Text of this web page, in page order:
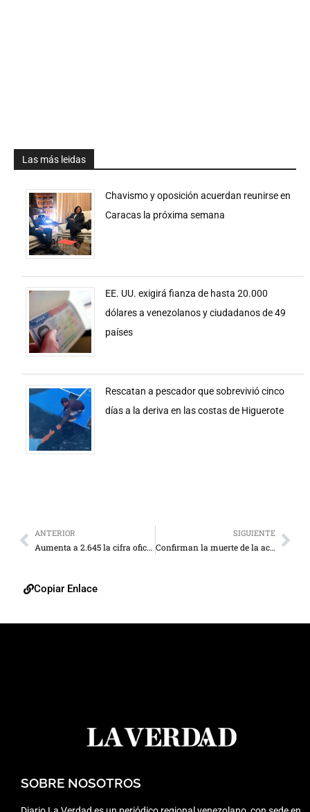
Las más leidas
Chavismo y oposición acuerdan reunirse en
Caracas la próxima semana
EE. UU. exigirá fianza de hasta 20.000
dólares a venezolanos y ciudadanos de 49
países
Rescatan a pescador que sobrevivió cinco
días a la deriva en las costas de Higuerote
ANTERIOR
Aumenta a 2.645 la cifra oficial de fallecidos por el doble terremoto
SIGUIENTE
Confirman la muerte de la actriz Yorgelys Delgado y su madre tras los terremotos
Copiar Enlace
SOBRE NOSOTROS